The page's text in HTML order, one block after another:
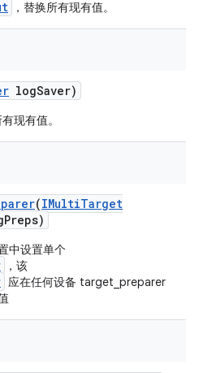
，替换所有现有值。
logSaver)
现有值。
(IMultiTarget
Preps)
中设置单个
，该
应在任何设备 target_preparer